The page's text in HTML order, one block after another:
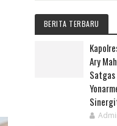
BERITA TERBARU
Ary